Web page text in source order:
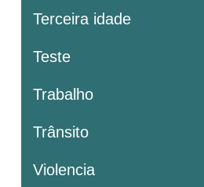
Terceira idade
Teste
Trabalho
Trânsito
Violencia